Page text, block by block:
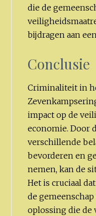
die de
bijdragen aan
Conclusie
Criminaliteit in
impact op de
economie. Door
verschillende
bevorderen en
nemen, kan de
Het is cruciaal
de
oplossing die de